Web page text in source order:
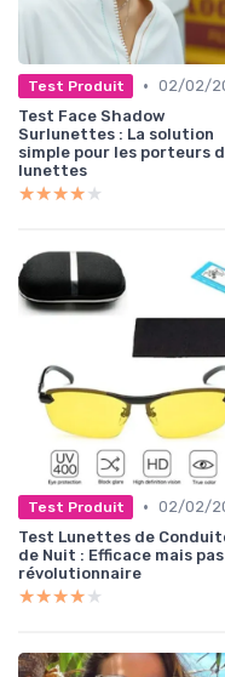
Test Produit • 02/02/
Test Face Shadow
Surlunettes : La solution
simple pour les porteurs
lunettes
★★★★★
★★★★★
Test Produit • 02/02/
Test Lunettes de
de Nuit : Efficace mais pas
révolutionnaire
★★★★★
★★★★★